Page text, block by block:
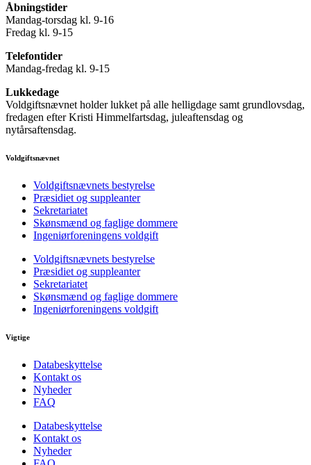
Åbningstider
Mandag-torsdag kl. 9-16
Fredag kl. 9-15
Telefontider
Mandag-fredag kl. 9-15
Lukkedage
Voldgiftsnævnet holder lukket på alle helligdage samt grundlovsdag,
fredagen efter Kristi Himmelfartsdag, juleaftensdag og
nytårsaftensdag.
Voldgiftsnævnet
Voldgiftsnævnets bestyrelse
Præsidiet og suppleanter
Sekretariatet
Skønsmænd og faglige dommere
Ingeniørforeningens voldgift
Voldgiftsnævnets bestyrelse
Præsidiet og suppleanter
Sekretariatet
Skønsmænd og faglige dommere
Ingeniørforeningens voldgift
Vigtige
Databeskyttelse
Kontakt os
Nyheder
FAQ
Databeskyttelse
Kontakt os
Nyheder